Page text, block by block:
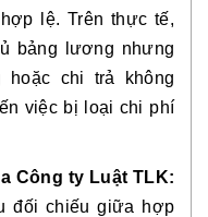
lệ. Trên thực tế,
bảng lương nhưng
chi trả không
việc bị loại chi phí
Công ty Luật TLK:
đối chiếu giữa hợp